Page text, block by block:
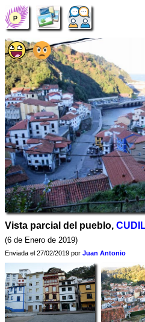
Vista parcial del pueblo,
(6 de Enero de 2019)
Enviada el 27/02/2019 por Juan Antonio